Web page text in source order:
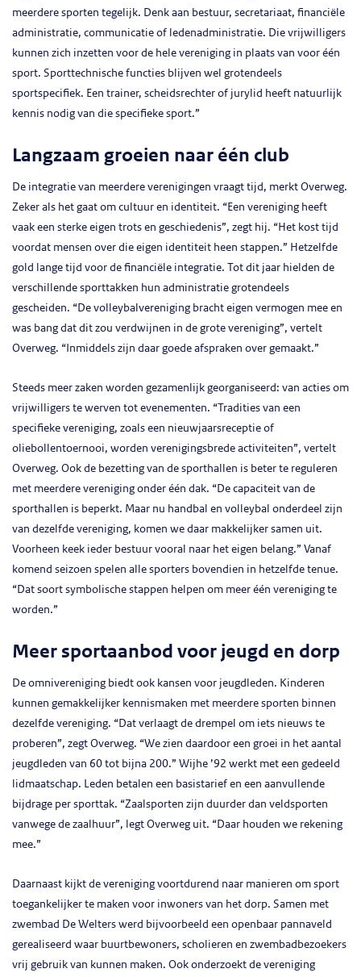
meerdere sporten tegelijk. Denk aan bestuur, secretariaat, financiële
administratie, communicatie of ledenadministratie. Die vrijwilligers
kunnen zich inzetten voor de hele vereniging in plaats van voor één
sport. Sporttechnische functies blijven wel grotendeels
sportspecifiek. Een trainer, scheidsrechter of jurylid heeft natuurlijk
kennis nodig van die specifieke sport.”
Langzaam groeien naar één club
De integratie van meerdere verenigingen vraagt tijd, merkt Overweg.
Zeker als het gaat om cultuur en identiteit. “Een vereniging heeft
vaak een sterke eigen trots en geschiedenis”, zegt hij. “Het kost tijd
voordat mensen over die eigen identiteit heen stappen.” Hetzelfde
gold lange tijd voor de financiële integratie. Tot dit jaar hielden de
verschillende sporttakken hun administratie grotendeels
gescheiden. “De volleybalvereniging bracht eigen vermogen mee en
was bang dat dit zou verdwijnen in de grote vereniging”, vertelt
Overweg. “Inmiddels zijn daar goede afspraken over gemaakt.”
Steeds meer zaken worden gezamenlijk georganiseerd: van acties om
vrijwilligers te werven tot evenementen. “Tradities van een
specifieke vereniging, zoals een nieuwjaarsreceptie of
oliebollentoernooi, worden verenigingsbrede activiteiten”, vertelt
Overweg. Ook de bezetting van de sporthallen is beter te reguleren
met meerdere vereniging onder één dak. “De capaciteit van de
sporthallen is beperkt. Maar nu handbal en volleybal onderdeel zijn
van dezelfde vereniging, komen we daar makkelijker samen uit.
Voorheen keek ieder bestuur vooral naar het eigen belang.” Vanaf
komend seizoen spelen alle sporters bovendien in hetzelfde tenue.
“Dat soort symbolische stappen helpen om meer één vereniging te
worden.”
Meer sportaanbod voor jeugd en dorp
De omnivereniging biedt ook kansen voor jeugdleden. Kinderen
kunnen gemakkelijker kennismaken met meerdere sporten binnen
dezelfde vereniging. “Dat verlaagt de drempel om iets nieuws te
proberen”, zegt Overweg. “We zien daardoor een groei in het aantal
jeugdleden van 60 tot bijna 200.” Wijhe ’92 werkt met een gedeeld
lidmaatschap. Leden betalen een basistarief en een aanvullende
bijdrage per sporttak. “Zaalsporten zijn duurder dan veldsporten
vanwege de zaalhuur”, legt Overweg uit. “Daar houden we rekening
mee.”
Daarnaast kijkt de vereniging voortdurend naar manieren om sport
toegankelijker te maken voor inwoners van het dorp. Samen met
zwembad De Welters werd bijvoorbeeld een openbaar pannaveld
gerealiseerd waar buurtbewoners, scholieren en zwembadbezoekers
vrij gebruik van kunnen maken. Ook onderzoekt de vereniging